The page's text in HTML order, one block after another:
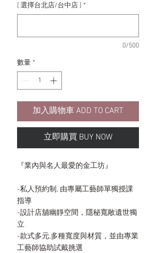
[ 選擇台北店/台中店 ] *
0/500
數量 *
加入購物車 ADD TO CART
立即購買 BUY NOW
『業內與名人最愛的金工坊』
-私人預約制, 由專屬工藝師單獨授課
指導
-設計店舖幽靜空間，隱秘寬敞遺世獨
立
-款式多元,多種寬度與材質，並由專業
工藝師協助試戴挑選